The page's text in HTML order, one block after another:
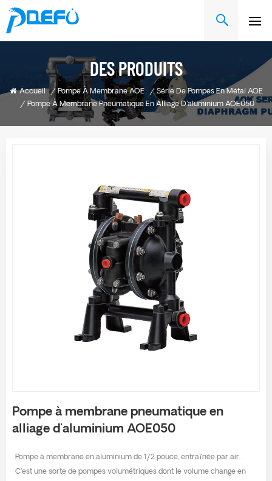
DES PRODUITS
Accueil / Pompe À Membrane AOE / Série De Pompes En Métal AOE
/ Pompe À Membrane Pneumatique En Alliage D'aluminium AOE050
Pompe à membrane pneumatique en
alliage d'aluminium AOE050
Pompe à membrane en aluminium de 1/2 pouce, entraînée par air.
C'est une sorte de pompes volumétriques dont le volume change en